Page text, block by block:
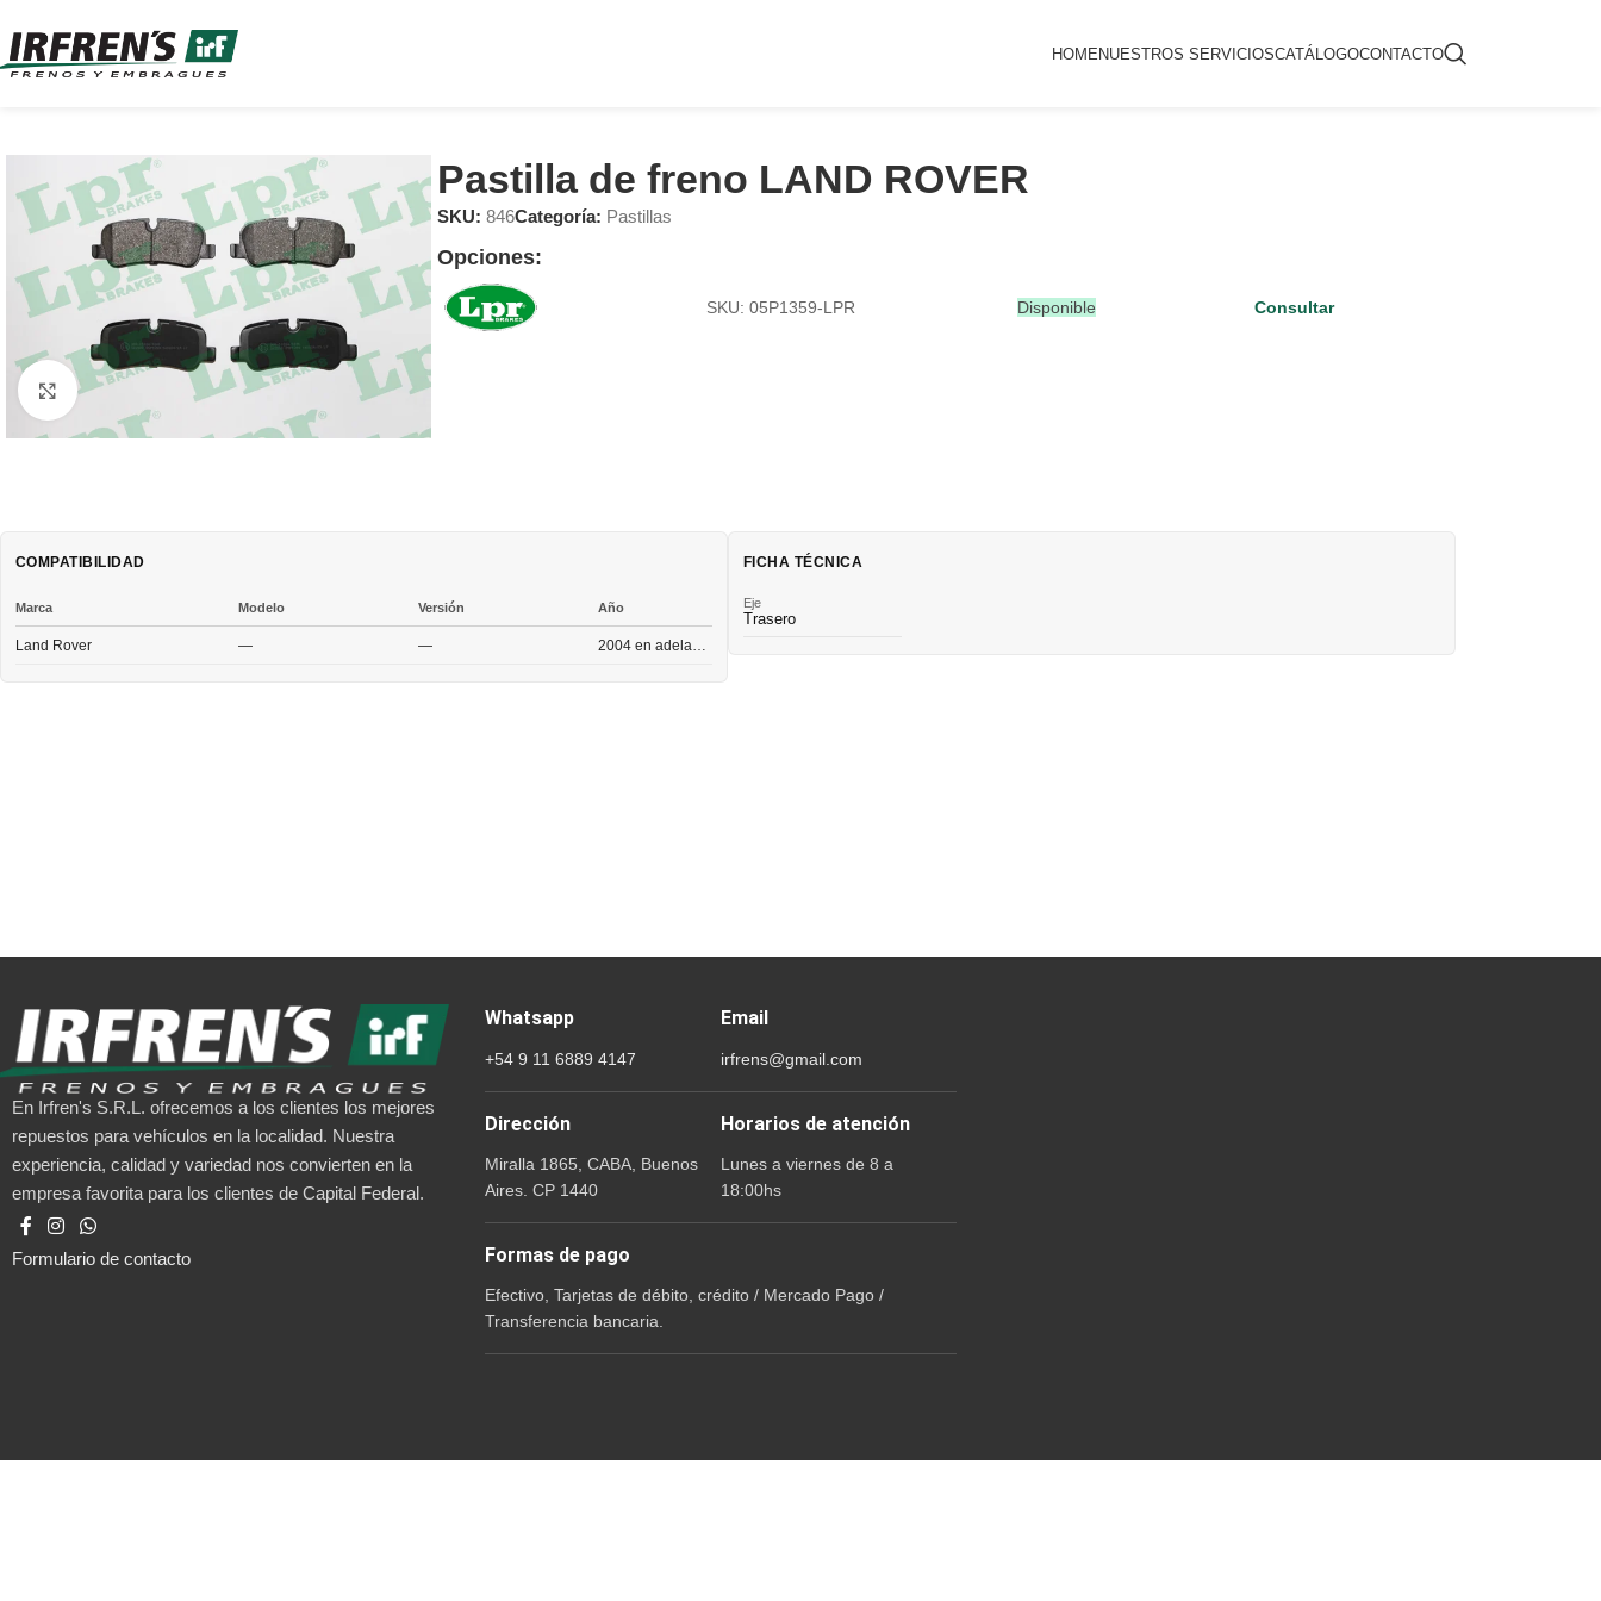
HOMENUESTROS SERVICIOSCATÁLOGOCONTACTO
Clic para ampliar
Pastilla de freno LAND ROVER
SKU: 846Categoría: Pastillas
Opciones:
SKU: 05P1359-LPR Disponible Consultar
COMPATIBILIDAD
Marca Modelo Versión Año
Land Rover — —
FICHA TÉCNICA
Eje
Trasero
En Irfren's S.R.L. ofrecemos a los clientes los mejores
repuestos para vehículos en la localidad. Nuestra
experiencia, calidad y variedad nos convierten en la
empresa favorita para los clientes de Capital Federal.
Formulario de contacto
Whatsapp
+54 9 11 6889 4147
Email
irfrens@gmail.com
Dirección
Miralla 1865, CABA, Buenos
Aires. CP 1440
Horarios de atención
Lunes a viernes de 8 a
18:00hs
Formas de pago
Efectivo, Tarjetas de débito, crédito / Mercado Pago /
Transferencia bancaria.